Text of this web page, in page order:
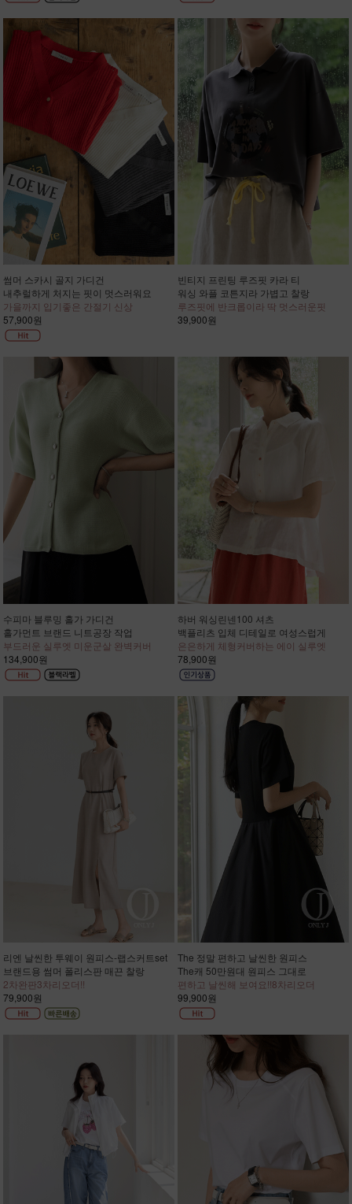
썸머 스카시 골지 가디건
내추럴하게 처지는 핏이 멋스러워요
가을까지 입기좋은 간절기 신상
57,900원
빈티지 프린팅 루즈핏 카라 티
워싱 와플 코튼지라 가볍고 찰랑
루즈핏에 반크롭이라 딱 멋스러운핏
39,900원
수피마 블루밍 홀가 가디건
홀가먼트 브랜드 니트공장 작업
부드러운 실루엣 미운군살 완벽커버
134,900원
하버 워싱린넨100 셔츠
백플리츠 입체 디테일로 여성스럽게
은은하게 체형커버하는 에이 실루엣
78,900원
리엔 날씬한 투웨이 원피스-랩스커트set
브랜드용 썸머 폴리스판 매끈 찰랑
2차완판3차리오더!!
79,900원
The 정말 편하고 날씬한 원피스
The캐 50만원대 원피스 그대로
편하고 날씬해 보여요!!8차리오더
99,900원